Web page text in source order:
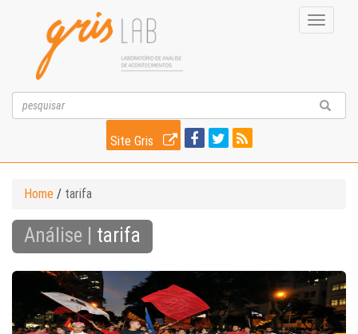
Toggle
Site Gris
Home / tarifa
Análise | tarifa